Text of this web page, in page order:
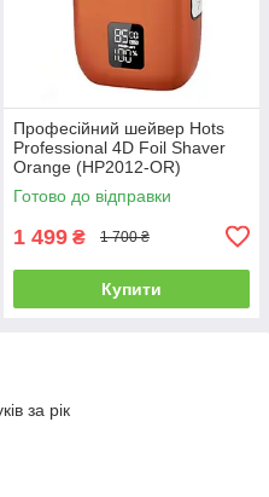
Професійний шейвер Hots
Professional 4D Foil Shaver
Orange (HP2012-OR)
Готово до відправки
1 499 ₴ 1 700 ₴
Купити
за рік